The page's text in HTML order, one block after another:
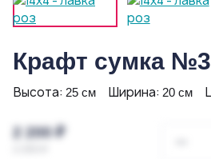
Крафт сумка
Высота: 25 см Ширина: 20 см
2 200 ₽